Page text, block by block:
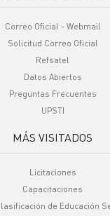
Correo Oficial - Webmail
Solicitud Correo Oficial
Refsatel
Datos Abiertos
Preguntas Frecuentes
UPSTI
MÁS VISITADOS
Licitaciones
Capacitaciones
de Educación